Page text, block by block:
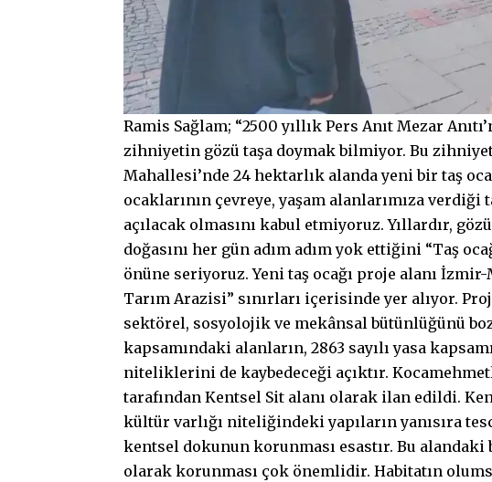
Ramis Sağlam; “2500 yıllık Pers Anıt Mezar
zihniyetin gözü taşa doymak bilmiyor. Bu
Mahallesi’nde 24 hektarlık alanda yeni bir taş
ocaklarının çevreye, yaşam alanlarımıza
açılacak olmasını kabul etmiyoruz. Yıllardır,
doğasını her gün adım adım yok ettiğini “Taş
önüne seriyoruz. Yeni taş ocağı proje alanı
Tarım Arazisi” sınırları içerisinde yer alıyor.
sektörel, sosyolojik ve mekânsal bütünlüğünü
kapsamındaki alanların, 2863 sayılı yasa
niteliklerini de kaybedeceği açıktır.
tarafından Kentsel Sit alanı olarak ilan edildi.
kültür varlığı niteliğindeki yapıların yanısıra
kentsel dokunun korunması esastır. Bu
olarak korunması çok önemlidir. Habitatın